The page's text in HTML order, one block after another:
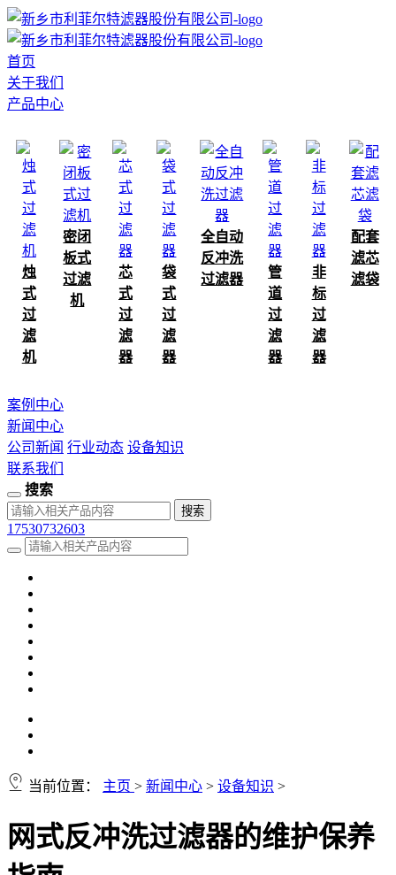
首页
关于我们
产品中心
烛
式
过
滤
机
密闭
板式
过滤
机
芯
式
过
滤
器
袋
式
过
滤
器
全自动
反冲洗
过滤器
管
道
过
滤
器
非
标
过
滤
器
配套
滤芯
滤袋
案例中心
新闻中心
公司新闻 行业动态 设备知识
联系我们
搜索
17530732603
当前位置： 主页 > 新闻中心 > 设备知识 >
网式反冲洗过滤器的维护保养